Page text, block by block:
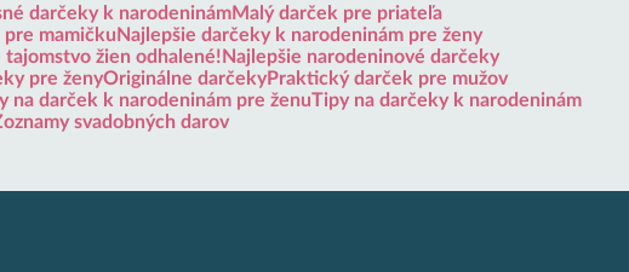
darčeky k narodeninámMalý darček pre priateľa
pre mamičku Najlepšie darčeky k narodeninám pre ženy
žien odhalené! Najlepšie narodeninové darčeky
pre ženyOriginálne darčekyPraktický darček pre mužov
na darček k narodeninám pre ženuTipy na darčeky k narodeninám
svadobných darov